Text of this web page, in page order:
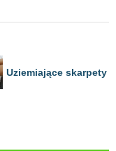
Uziemiające skarpety